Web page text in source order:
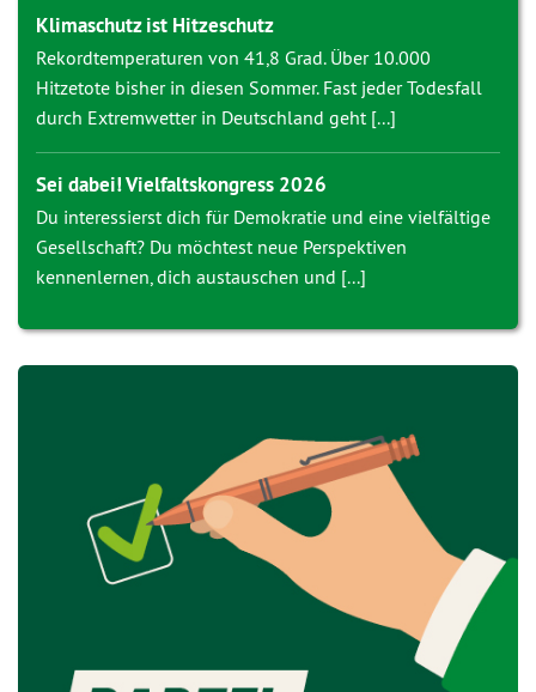
Klimaschutz ist Hitzeschutz
Rekordtemperaturen von 41,8 Grad. Über 10.000
Hitzetote bisher in diesen Sommer. Fast jeder Todesfall
durch Extremwetter in Deutschland geht [...]
Sei dabei! Vielfaltskongress 2026
Du interessierst dich für Demokratie und eine vielfältige
Gesellschaft? Du möchtest neue Perspektiven
kennenlernen, dich austauschen und [...]